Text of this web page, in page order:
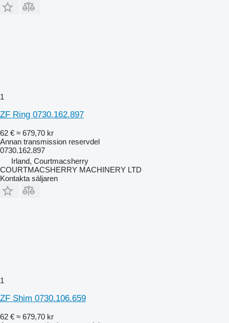
1
ZF Ring 0730.162.897
62 € ≈ 679,70 kr
Annan transmission reservdel
0730.162.897
Irland, Courtmacsherry
COURTMACSHERRY MACHINERY LTD
Kontakta säljaren
1
ZF Shim 0730.106.659
62 € ≈ 679,70 kr